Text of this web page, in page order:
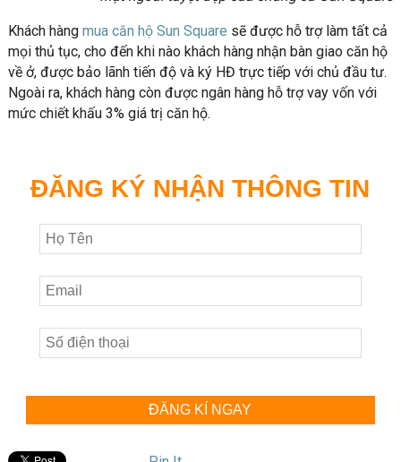
Khách hàng mua căn hộ Sun Square sẽ được hỗ trợ làm tất cả
mọi thủ tục, cho đến khi nào khách hàng nhận bàn giao căn hộ
về ở, được bảo lãnh tiến độ và ký HĐ trực tiếp với chủ đầu tư.
Ngoài ra, khách hàng còn được ngân hàng hỗ trợ vay vốn với
mức chiết khấu 3% giá trị căn hộ.
ĐĂNG KÝ NHẬN THÔNG TIN
ĐĂNG KÍ NGAY